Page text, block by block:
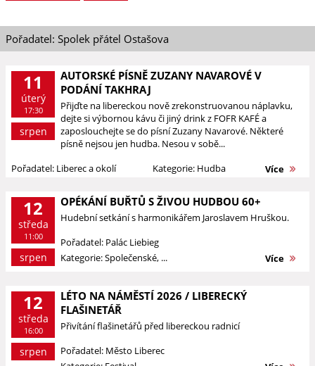
Pořadatel: Spolek přátel Ostašova
11
úterý
17:30
srpen
AUTORSKÉ PÍSNĚ ZUZANY NAVAROVÉ V
PODÁNÍ TAKHRAJ
Přijďte na libereckou nově zrekonstruovanou náplavku,
dejte si výbornou kávu či jiný drink z FOFR KAFÉ a
zaposlouchejte se do písní Zuzany Navarové. Některé
písně nejsou jen hudba. Nesou v sobě...
Pořadatel: Liberec a okolí
Kategorie: Hudba Více
12
středa
11:00
srpen
OPÉKÁNÍ BUŘTŮ S ŽIVOU HUDBOU 60+
Hudební setkání s harmonikářem Jaroslavem Hruškou.
Pořadatel: Palác Liebieg
Kategorie: Společenské, ...
Více
12
středa
16:00
srpen
LÉTO NA NÁMĚSTÍ 2026 / LIBERECKÝ
FLAŠINETÁŘ
Přivítání flašinetářů před libereckou radnicí
Pořadatel: Město Liberec